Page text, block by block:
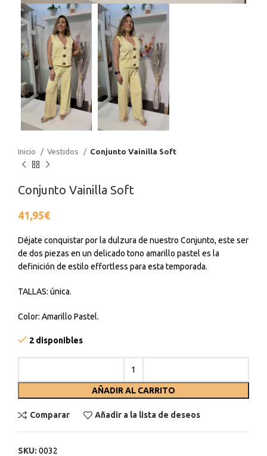
Inicio Vestidos Conjunto Vainilla Soft
Conjunto Vainilla Soft
41,95€
Déjate conquistar por la dulzura de nuestro Conjunto, este ser
de dos piezas en un delicado tono amarillo pastel es la
definición de estilo effortless para esta temporada.
TALLAS: única.
Color: Amarillo Pastel.
2 disponibles
AÑADIR AL CARRITO
Comparar Añadir a la lista de deseos
SKU: 0032